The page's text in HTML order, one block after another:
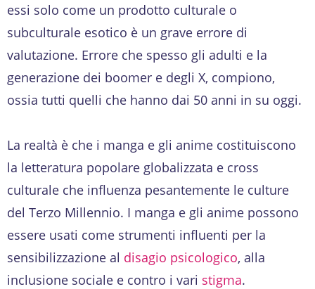
essi solo come un prodotto culturale o
subculturale esotico è un grave errore di
valutazione. Errore che spesso gli adulti e la
generazione dei boomer e degli X, compiono,
ossia tutti quelli che hanno dai 50 anni in su oggi.
La realtà è che i manga e gli anime costituiscono
la letteratura popolare globalizzata e cross
culturale che influenza pesantemente le culture
del Terzo Millennio. I manga e gli anime possono
essere usati come strumenti influenti per la
sensibilizzazione al disagio psicologico, alla
inclusione sociale e contro i vari stigma.